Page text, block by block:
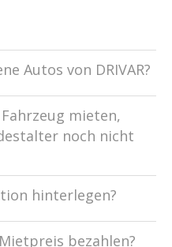
Autos von DRIVAR?
mieten,
noch nicht
hinterlegen?
bezahlen?